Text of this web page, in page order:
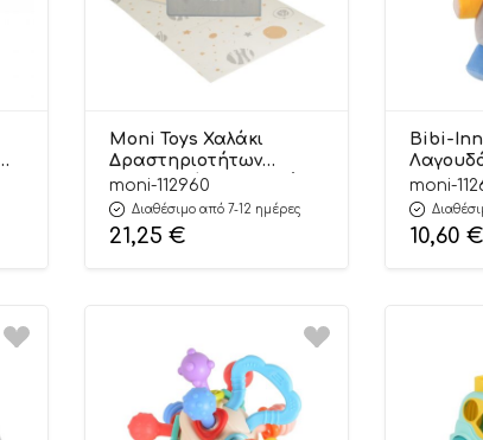
Moni Toys Χαλάκι
Δραστηριοτήτων
Αναδιπλούμενο Διπλής
Όψης (150×200εκ) XPE
Vast Planet
3801005603046
moni-112960
Διαθέσιμο από 7-12 ημέρες
21,25 €
Bibi-Inn
6028
moni-
10,60 €